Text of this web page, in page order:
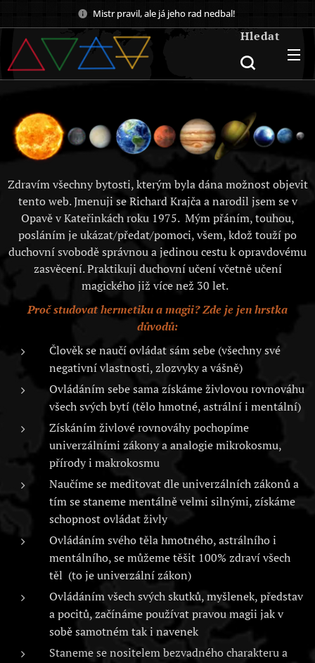
Mistr pravil, ale já jeho rad nedbal!
Hledat
Zdravím všechny bytosti, kterým byla dána možnost objevit
tento web. Jmenuji se Richard Krajča a narodil jsem se v
Opavě v Kateřinkách roku 1975. Mým přáním, touhou,
posláním je ukázat/předat/pomoci, všem, kdož touží po
duchovní svobodě správnou a jedinou cestu k opravdovému
zasvěcení. Praktikuji duchovní učení včetně učení
magického již více než 30 let.
Proč studovat hermetiku a magii? Zde je jen hrstka
důvodů:
Člověk se naučí ovládat sám sebe (všechny své
negativní vlastnosti, zlozvyky a vášně)
Ovládáním sebe sama získáme živlovou rovnováhu
všech svých bytí (tělo hmotné, astrální i mentální)
Získáním živlové rovnováhy pochopíme
univerzálními zákony a analogie mikrokosmu,
přírody i makrokosmu
Naučíme se meditovat dle univerzálních zákonů a
tím se staneme mentálně velmi silnými, získáme
schopnost ovládat živly
Ovládáním svého těla hmotného, astrálního i
mentálního, se můžeme těšit 100% zdraví všech
těl (to je univerzální zákon)
Ovládáním všech svých skutků, myšlenek, představ
a pocitů, začínáme používat pravou magii jak v
sobě samotném tak i navenek
Staneme se nositelem bezvadného charakteru a